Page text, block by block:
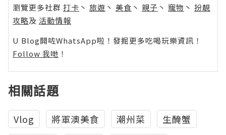
瀏覽更多社群 打卡 丶 旅遊 丶 美食 丶 親子 丶 寵物 丶 扮靚
攻略及 活動情報
U Blog開咗WhatsApp啦！發掘更多吃喝玩樂資訊！
Follow 我哋 ！
相關話題
Vlog 將軍澳美食 潮州菜
生醃蟹